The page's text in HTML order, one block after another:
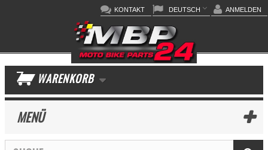
ANMELDEN
DEUTSCH
KONTAKT
WARENKORB
MENÜ